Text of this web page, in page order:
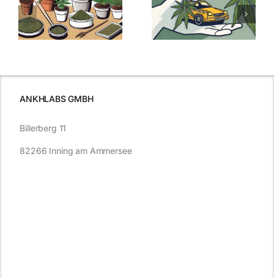
Regelung:
Was Sie über
Cannabis und
müssen
Samen
kaufen: Alles
was Sie
ANKHLABS GMBH
Billerberg 11
82266 Inning am Ammersee